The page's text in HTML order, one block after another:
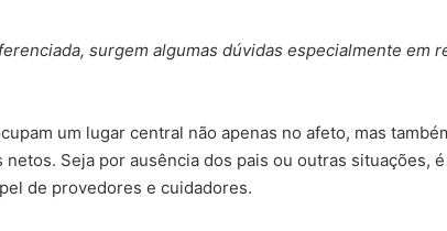
surgem algumas dúvidas especialmente em
um lugar central não apenas no afeto, mas
Seja por ausência dos pais ou outras situações,
de provedores e cuidadores.